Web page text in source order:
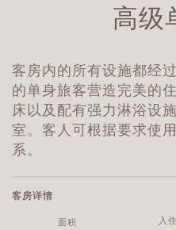
高级
客房内的所有设施都经
的单身旅客营造完美的
床以及配有强力淋浴设
室。客人可根据要求使
系。
客房详情
面积 入